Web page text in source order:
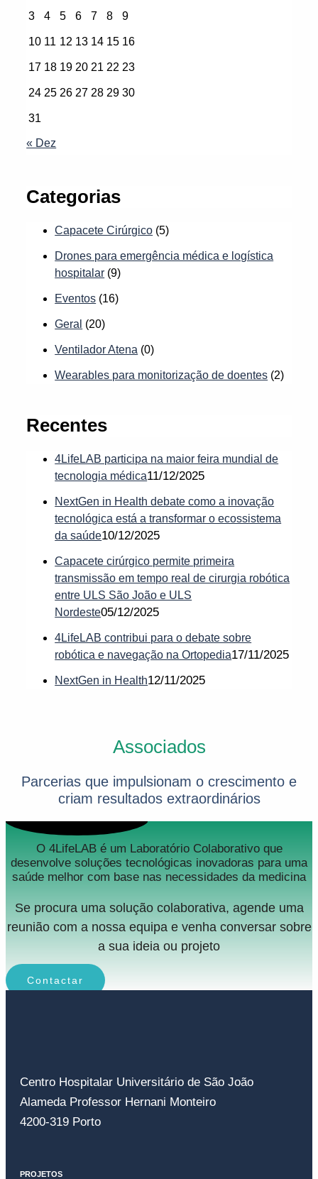
3 4 5 6 7 8 9
10 11 12 13 14 15 16
17 18 19 20 21 22 23
24 25 26 27 28 29 30
31
« Dez
Categorias
Capacete Cirúrgico (5)
Drones para emergência médica e logística
hospitalar (9)
Eventos (16)
Geral (20)
Ventilador Atena (0)
Wearables para monitorização de doentes (2)
Recentes
4LifeLAB participa na maior feira mundial de
tecnologia médica11/12/2025
NextGen in Health debate como a inovação
tecnológica está a transformar o ecossistema
da saúde10/12/2025
Capacete cirúrgico permite primeira
transmissão em tempo real de cirurgia robótica
entre ULS São João e ULS
Nordeste05/12/2025
4LifeLAB contribui para o debate sobre
robótica e navegação na Ortopedia17/11/2025
NextGen in Health12/11/2025
Associados
Parcerias que impulsionam o crescimento e
criam resultados extraordinários
O 4LifeLAB é um Laboratório Colaborativo que
desenvolve soluções tecnológicas inovadoras para uma
saúde melhor com base nas necessidades da medicina
Se procura uma solução colaborativa, agende uma
reunião com a nossa equipa e venha conversar sobre
a sua ideia ou projeto
Contactar
Centro Hospitalar Universitário de São João
Alameda Professor Hernani Monteiro
4200-319 Porto
PROJETOS